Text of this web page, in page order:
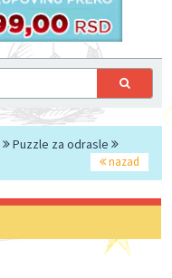
Puzzle za odrasle
nazad